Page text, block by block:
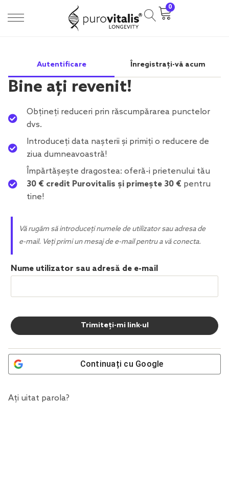
0
Autentificare Înregistrați-vă acum
Bine ați revenit!
Obțineți reduceri prin răscumpărarea punctelor
dvs.
Introduceți data nașterii și primiți o reducere de
ziua dumneavoastră!
Împărtășește dragostea: oferă-i prietenului tău
30 € credit Purovitalis și primește 30 € pentru
tine!
Vă rugăm să introduceți numele de utilizator sau adresa de
e-mail. Veți primi un mesaj de e-mail pentru a vă conecta.
Nume utilizator sau adresă de e-mail
Continuați cu Google
Ați uitat parola?